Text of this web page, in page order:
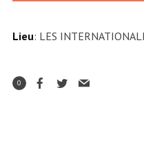
Lieu: LES
0